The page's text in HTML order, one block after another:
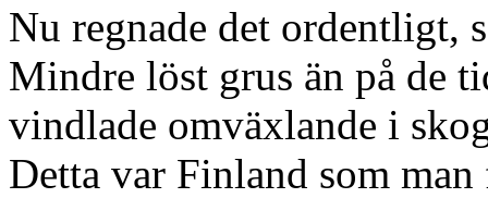
Nu regnade det ordentligt,
Mindre löst grus än på de
vindlade omväxlande i
Detta var Finland som